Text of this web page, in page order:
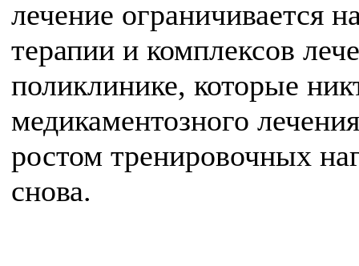
лечение ограничивается
терапии и комплексов
поликлинике, которые
медикаментозного
ростом тренировочных
снова.